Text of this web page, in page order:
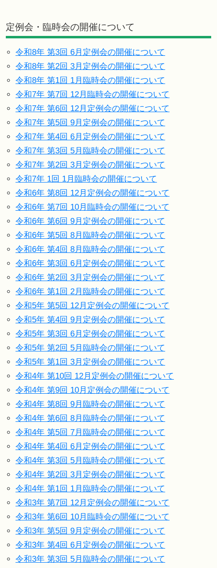
定例会・臨時会の開催について
令和8年 第3回 6月定例会の開催について
令和8年 第2回 3月定例会の開催について
令和8年 第1回 1月臨時会の開催について
令和7年 第7回 12月臨時会の開催について
令和7年 第6回 12月定例会の開催について
令和7年 第5回 9月定例会の開催について
令和7年 第4回 6月定例会の開催について
令和7年 第3回 5月臨時会の開催について
令和7年 第2回 3月定例会の開催について
令和7年 1回 1月臨時会の開催について
令和6年 第8回 12月定例会の開催について
令和6年 第7回 10月臨時会の開催について
令和6年 第6回 9月定例会の開催について
令和6年 第5回 8月臨時会の開催について
令和6年 第4回 8月臨時会の開催について
令和6年 第3回 6月定例会の開催について
令和6年 第2回 3月定例会の開催について
令和6年 第1回 2月臨時会の開催について
令和5年 第5回 12月定例会の開催について
令和5年 第4回 9月定例会の開催について
令和5年 第3回 6月定例会の開催について
令和5年 第2回 5月臨時会の開催について
令和5年 第1回 3月定例会の開催について
令和4年 第10回 12月定例会の開催について
令和4年 第9回 10月定例会の開催について
令和4年 第8回 9月臨時会の開催について
令和4年 第6回 8月臨時会の開催について
令和4年 第5回 7月臨時会の開催について
令和4年 第4回 6月定例会の開催について
令和4年 第3回 5月臨時会の開催について
令和4年 第2回 3月定例会の開催について
令和4年 第1回 1月臨時会の開催について
令和3年 第7回 12月定例会の開催について
令和3年 第6回 10月臨時会の開催について
令和3年 第5回 9月定例会の開催について
令和3年 第4回 6月定例会の開催について
令和3年 第3回 5月臨時会の開催について